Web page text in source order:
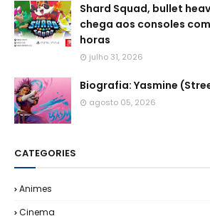
Shard Squad, bullet
chega aos consoles
horas
julho 31, 2026
Biografia: Yasmine
agosto 05, 2026
CATEGORIES
Animes
Cinema